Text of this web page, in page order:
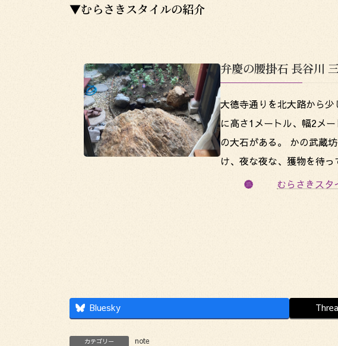
▼むらさきスタイルの紹介
弁慶の腰掛石 長谷川
大徳寺通りを北大路から
に高さ1メートル、幅2メ
の大石がある。 かの武蔵
け、夜な夜な、獲物を待
むらさきスタ
Bluesky
カテゴリー note